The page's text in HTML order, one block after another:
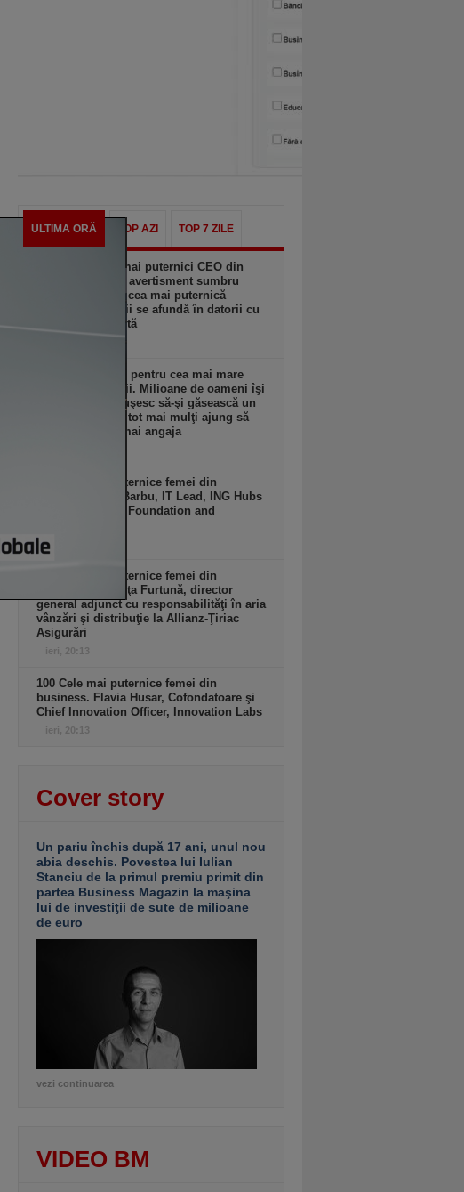
ULTIMA ORĂ TOP AZI TOP 7 ZILE
Unul dintre cei mai puternici CEO din
lume vine cu un avertisment sumbru
pentru America: cea mai puternică
economie a lumii se afundă în datorii cu
o viteză alarmantă
Probleme uriaşe pentru cea mai mare
economie a lumii. Milioane de oameni îşi
caută, dar nu reuşesc să-şi găsească un
loc de muncă şi tot mai mulţi ajung să
renunţe la a se mai angaja
100 Cele mai puternice femei din
business. Irina Barbu, IT Lead, ING Hubs
România – Tech Foundation and
ieri, 20:14
100 Cele mai puternice femei din
business. Codruţa Furtună, director
general adjunct cu responsabilităţi în aria
vânzări şi distribuţie la Allianz-Ţiriac
Asigurări
ieri, 20:13
100 Cele mai puternice femei din
business. Flavia Husar, Cofondatoare şi
Chief Innovation Officer, Innovation Labs
ieri, 20:13
Cover story
Un pariu închis după 17 ani, unul nou
abia deschis. Povestea lui Iulian
Stanciu de la primul premiu primit din
partea Business Magazin la maşina
lui de investiţii de sute de milioane
de euro
vezi continuarea
VIDEO BM